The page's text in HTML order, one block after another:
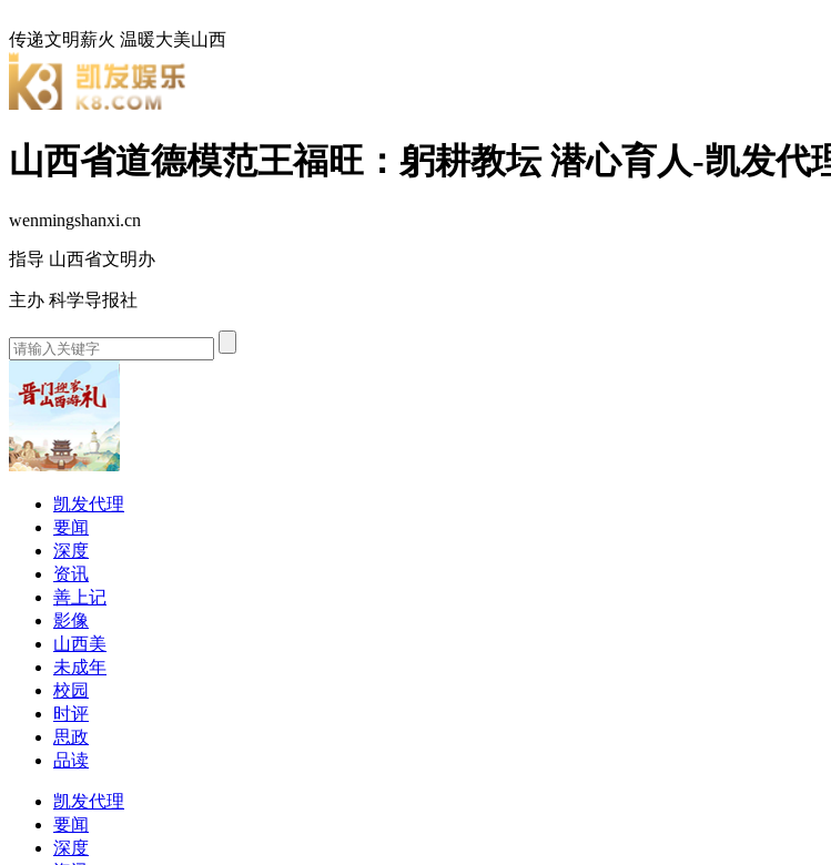
传递文明薪火 温暖大美山西
山西省道德模范王福旺：躬耕教坛 潜心育人-凯发代
wenmingshanxi.cn
指导 山西省文明办
主办 科学导报社
凯发代理
要闻
深度
资讯
善上记
影像
山西美
未成年
校园
时评
思政
品读
凯发代理
要闻
深度